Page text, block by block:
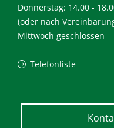
Donnerstag: 14.00 -
(oder nach
Mittwoch geschlossen
Telefonliste